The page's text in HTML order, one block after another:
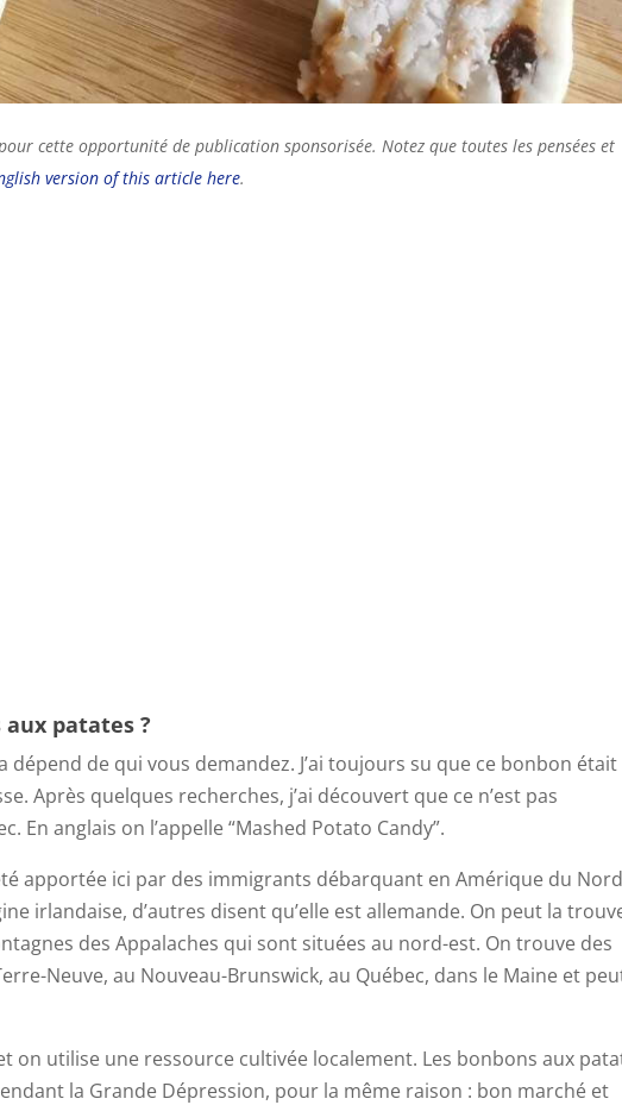
cette opportunité de publication sponsorisée. Notez que toutes les pensées et
version of this article here.
aux patates ?
dépend de qui vous demandez. J’ai toujours su que ce bonbon
Après quelques recherches, j’ai découvert que ce n’est pas
En anglais on l’appelle “Mashed Potato Candy”.
apportée ici par des immigrants débarquant en Amérique du
irlandaise, d’autres disent qu’elle est allemande. On peut la
des Appalaches qui sont situées au nord-est. On trouve des
Neuve, au Nouveau-Brunswick, au Québec, dans le Maine et
on utilise une ressource cultivée localement. Les bonbons aux
la Grande Dépression, pour la même raison : bon marché et